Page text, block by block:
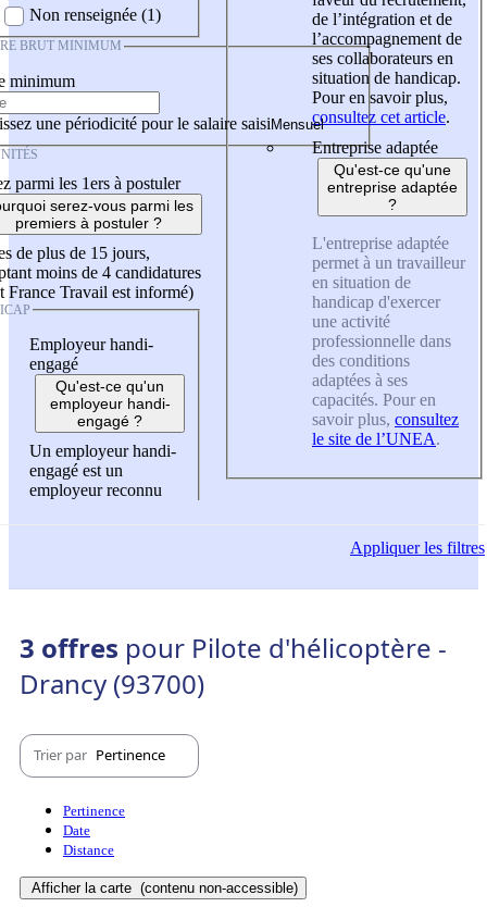
Non renseignée (1)
BRUT MINIMUM
minimum
une périodicité pour le salaire saisi
parmi les 1ers à postuler
serez-vous parmi les
premiers à postuler ?
de plus de 15 jours,
moins de 4 candidatures
France Travail est informé)
Employeur handi-
engagé
Qu'est-ce qu'un
employeur handi-
engagé ?
Un employeur handi-
engagé est un
employeur reconnu
de l’intégration et de
l’accompagnement de
ses collaborateurs en
situation de handicap.
Pour en savoir plus,
consultez cet article.
Entreprise adaptée
Qu'est-ce qu'une
entreprise adaptée
?
L'entreprise adaptée
permet à un travailleur
en situation de
handicap d'exercer
une activité
professionnelle dans
des conditions
adaptées à ses
capacités. Pour en
savoir plus, consultez
le site de l’UNEA.
Appliquerles filtres
3 offres pour Pilote d'hélicoptère -
Drancy (93700)
Trier par Pertinence
Pertinence
Date
Distance
Afficher la carte (contenu non-accessible)